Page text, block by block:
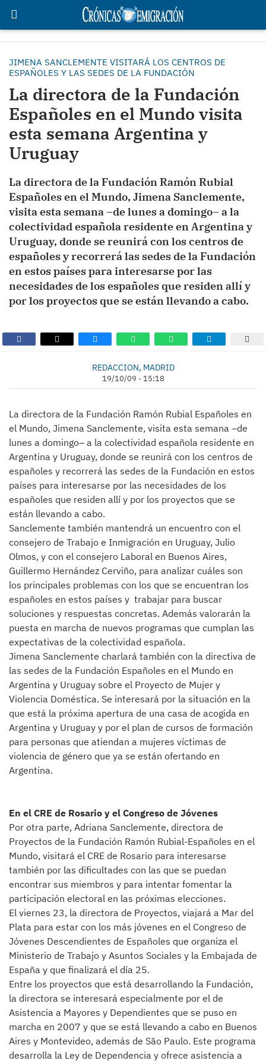
JIMENA SANCLEMENTE VISITARÁ LOS CENTROS DE
ESPAÑOLES Y LAS SEDES DE LA FUNDACIÓN
La directora de la Fundación
Españoles en el Mundo visita
esta semana Argentina y
Uruguay
La directora de la Fundación Ramón Rubial
Españoles en el Mundo, Jimena Sanclemente,
visita esta semana –de lunes a domingo– a la
colectividad española residente en Argentina y
Uruguay, donde se reunirá con los centros de
españoles y recorrerá las sedes de la Fundación
en estos países para interesarse por las
necesidades de los españoles que residen allí y
por los proyectos que se están llevando a cabo.
REDACCION, MADRID
19/10/09 - 15:18
La directora de la Fundación Ramón Rubial Españoles en
el Mundo, Jimena Sanclemente, visita esta semana –de
lunes a domingo– a la colectividad española residente en
Argentina y Uruguay, donde se reunirá con los centros de
españoles y recorrerá las sedes de la Fundación en estos
países para interesarse por las necesidades de los
españoles que residen allí y por los proyectos que se
están llevando a cabo.
Sanclemente también mantendrá un encuentro con el
consejero de Trabajo e Inmigración en Uruguay, Julio
Olmos, y con el consejero Laboral en Buenos Aires,
Guillermo Hernández Cerviño, para analizar cuáles son
los principales problemas con los que se encuentran los
españoles en estos países y trabajar para buscar
soluciones y respuestas concretas. Además valorarán la
puesta en marcha de nuevos programas que cumplan las
expectativas de la colectividad española.
Jimena Sanclemente charlará también con la directiva de
las sedes de la Fundación Españoles en el Mundo en
Argentina y Uruguay sobre el Proyecto de Mujer y
Violencia Doméstica. Se interesará por la situación en la
que está la próxima apertura de una casa de acogida en
Argentina y Uruguay y por el plan de cursos de formación
para personas que atiendan a mujeres víctimas de
violencia de género que ya se están ofertando en
Argentina.
En el CRE de Rosario y el Congreso de Jóvenes
Por otra parte, Adriana Sanclemente, directora de
Proyectos de la Fundación Ramón Rubial-Españoles en el
Mundo, visitará el CRE de Rosario para interesarse
también por las dificultades con las que se puedan
encontrar sus miembros y para intentar fomentar la
participación electoral en las próximas elecciones.
El viernes 23, la directora de Proyectos, viajará a Mar del
Plata para estar con los más jóvenes en el Congreso de
Jóvenes Descendientes de Españoles que organiza el
Ministerio de Trabajo y Asuntos Sociales y la Embajada de
España y que finalizará el día 25.
Entre los proyectos que está desarrollando la Fundación,
la directora se interesará especialmente por el de
Asistencia a Mayores y Dependientes que se puso en
marcha en 2007 y que se está llevando a cabo en Buenos
Aires y Montevideo, además de São Paulo. Este programa
desarrolla la Ley de Dependencia y ofrece asistencia a